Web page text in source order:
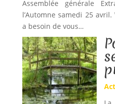
Assemblée générale
l’Automne samedi 25
a besoin de vous…